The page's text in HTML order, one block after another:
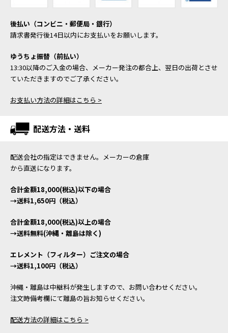
後払い（コンビニ・郵便局・銀行）
請求書発行後14日以内にお支払いをお願いします。
ゆうちょ振替（前払い）
13:30以降のご入金の場合、メーカー発注の都合上、翌日の出荷とさせ
ていただきますのでご了承ください。
お支払い方法の詳細はこちら >
配送方法・送料
配送会社の指定はできません。メーカーの倉庫
から直送になります。
合計金額18,000(税込)以下の場合
→送料1,650円（税込）
合計金額18,000(税込)以上の場合
→送料無料(沖縄・離島は除く)
エレメント（フィルター）ご注文の場合
→送料1,100円（税込）
沖縄・離島は中継料が発生しますので、お問い合わせください。
注文時備考欄にて離島の旨お知らせください。
配送方法の詳細はこちら >